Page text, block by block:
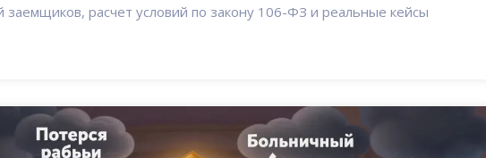
заемщиков, расчет условий по закону 106-ФЗ и реальные кейсы